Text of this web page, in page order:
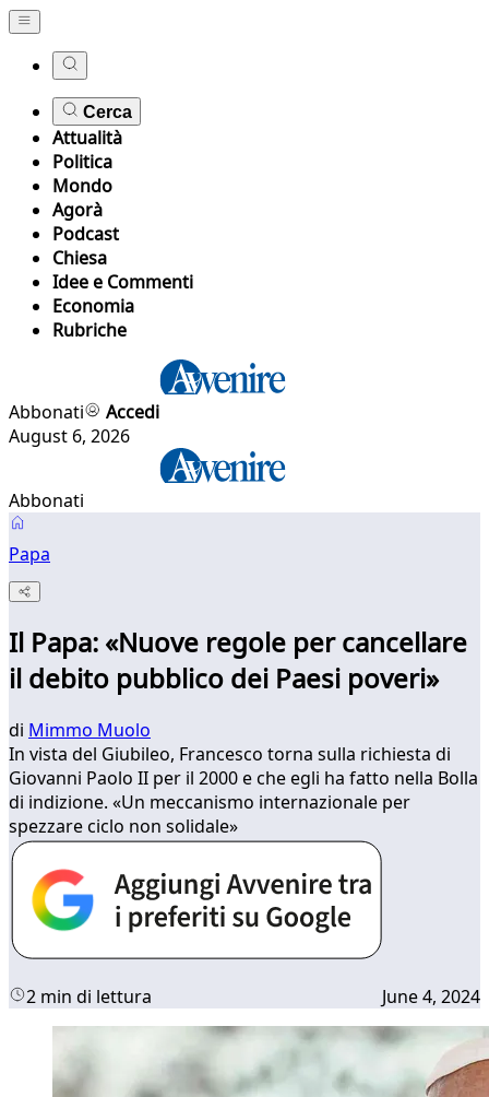
Cerca
Attualità
Politica
Mondo
Agorà
Podcast
Chiesa
Idee e Commenti
Economia
Rubriche
Abbonati
Accedi
August 6, 2026
Abbonati
Papa
Il Papa: «Nuove regole per cancellare
il debito pubblico dei Paesi poveri»
di Mimmo Muolo
In vista del Giubileo, Francesco torna sulla richiesta di
Giovanni Paolo II per il 2000 e che egli ha fatto nella Bolla
di indizione. «Un meccanismo internazionale per
spezzare ciclo non solidale»
2 min di lettura June 4, 2024